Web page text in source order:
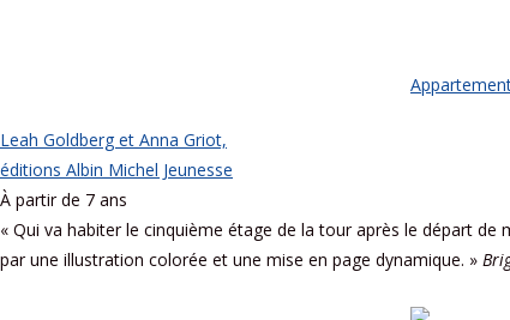
Leah Goldberg et Anna Griot,
éditions Albin Michel Jeunesse
À partir de 7 ans
« Qui va habiter le cinquième étage de la tour après le départ
par une illustration colorée et une mise en page dynamique. »